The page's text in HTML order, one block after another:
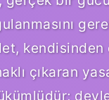
kendisinden
çıkaran